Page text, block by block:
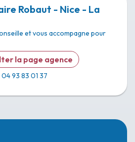
Robaut - Nice - La
et vous accompagne pour
la page agence
04 93 83 01 37